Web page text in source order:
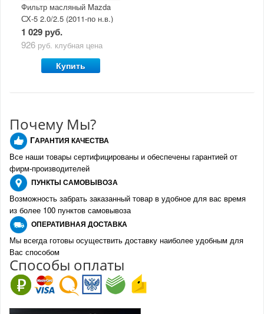
Фильтр масляный Mazda
СХ-5 2.0/2.5 (2011-по н.в.)
1 029 руб.
926 руб. клубная цена
Купить
Почему Мы?
ГАРАНТИЯ КАЧЕСТВА
Все наши товары сертифицированы и обеспечены гарантией от
фирм-производителей
ПУНКТЫ САМОВЫВОЗА
Возможность забрать заказанный товар в удобное для вас время
из более 100 пунктов самовывоза
ОПЕРАТИВНАЯ ДОСТАВКА
Мы всегда готовы осуществить доставку наиболее удобным для
Вас способом
Способы оплаты